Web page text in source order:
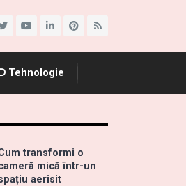
Tehnologie
transformi o
mică într-un
aerisit